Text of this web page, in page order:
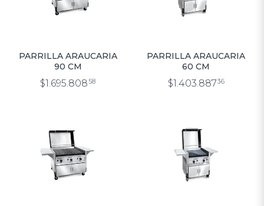
PARRILLA ARAUCARIA
90 CM
$1.695.80858
PARRILLA ARAUCARIA
60 CM
$1.403.88736